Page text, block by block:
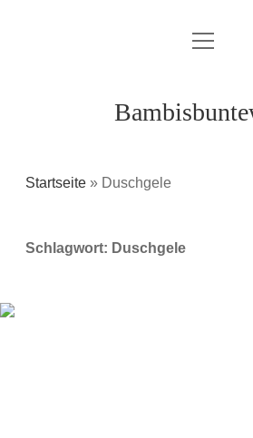
Über mich /
Cookie-Richtlinie
Menü
Startseite » Duschgele
Schlagwort: Duschgele